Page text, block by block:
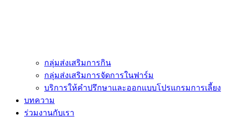
กลุ่มส่งเสริมการกิน
กลุ่มส่งเสริมการจัดการในฟาร์ม
บริการให้คำปรึกษาและออกแบบโปรแกรมการเลี้ยง
บทความ
ร่วมงานกับเรา